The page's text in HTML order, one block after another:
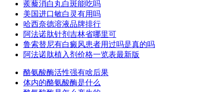
蒺藜消白丸白斑能吃吗
美国进口敏白灵有用吗
哈西奈德溶液品牌排行
阿法诺肽针剂吉林省哪里可
鲁索替尼有白癜风患者用过吗是真的吗
阿法诺肽植入剂价格一览表最新版
酪氨酸酶活性强有啥后果
体内的酪氨酸酶是什么